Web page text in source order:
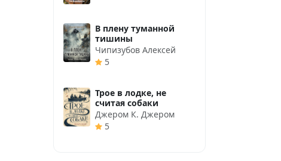
В плену туманной
тишины
Чипизубов Алексей
5
Трое в лодке, не
считая собаки
Джером К. Джером
5